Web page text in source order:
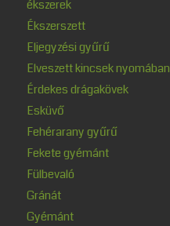
ékszerek
Ékszerszett
Eljegyzési gyűrű
Elveszett kincsek nyomában
Érdekes drágakövek
Esküvő
Fehérarany gyűrű
Fekete gyémánt
Fülbevaló
Gránát
Gyémánt